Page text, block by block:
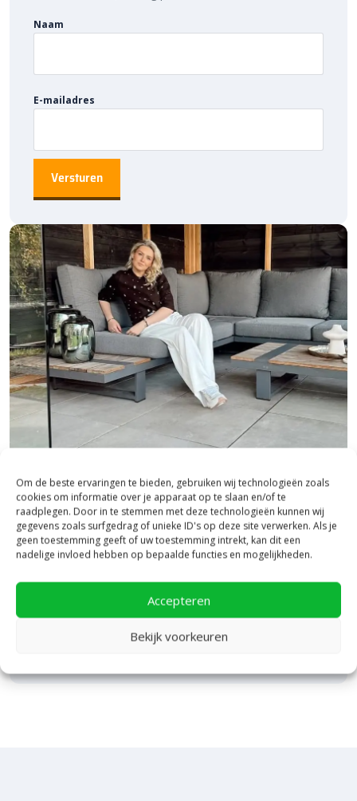
Om de beste ervaringen te bieden, gebruiken wij technologieën zoals
cookies om informatie over je apparaat op te slaan en/of te
raadplegen. Door in te stemmen met deze technologieën kunnen wij
gegevens zoals surfgedrag of unieke ID's op deze site verwerken. Als je
geen toestemming geeft of uw toestemming intrekt, kan dit een
nadelige invloed hebben op bepaalde functies en mogelijkheden.
Accepteren
Bekijk voorkeuren
zelfs in losse ondergronden.
De AIM-serie bestaat uit meerdere varianten (16 cm, 40 cm en
80 cm), waardoor je verschillende zones in de tuin perfect kunt
Eenvoudige installatie
Verwerkingsadvies
grondpen in zachte ondergrond.
Voor volledige uitleg over het aansluiten van het In-Lite systeem
vind je duidelijke instructievideo’s op de pagina
installatietips .
Combineer voor een hoogwaardig lichtplan
De AIM-serie sluit prachtig aan bij moderne lijnen zoals EVO en
SCOPE. Zo creëer je een strak, sfeervol en professioneel lichtplan
in elke tuin.
Alle uitvoeringen zijn direct verkrijgbaar via
www.Bestratingsmarkt.com.
Naam
E-mailadres
Bezoek onze vestiging in Heerde,
inspiratie binnen én buiten!
Laat je inspireren in ons 2.500 m² experience centre,
binnen én buiten. Hier ontdek je de nieuwste
bestratingstrends, zie je materialen in het echt en krijg
je, als je dat wilt, specialistisch advies van ons team.
Een rondje samen en de ideeën stromen vanzelf
binnen!
Bekijk Showpresentatie